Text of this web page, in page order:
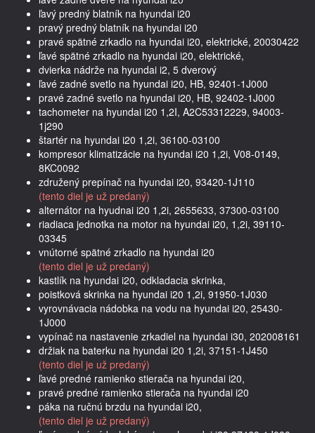
ľavý predný blatník na hyundai i20
pravý predný blatník na hyundai i20
pravé spätné zrkadlo na hyundai i20, elektrické, 20030422
ľavé spätné zrkadlo na hyundai i20, elektrické,
dvierka nádrže na hyundai i2, 5 dverový
ľavé zadné svetlo na hyundai i20, HB, 92401-1J000
pravé zadné svetlo na hyundai i20, HB, 92402-1J000
tachometer na hyundai i20 1,2I, A2C53312229, 94003-
1j290
štartér na hyundai i20 1,2i, 36100-03100
kompresor klimatizácie na hyundai i20 1,2i, V08-0149,
8KC0092
združený prepínač na hyundai i20, 93420-1J110
(tento diel je už predaný)
alternátor na hyudnai i20 1,2i, 2655633, 37300-03100
riadiaca jednotka na motor na hyundai i20, 1,2i, 39110-
03345
vnútorné spätné zrkadlo na hyundai i20
(tento diel je už predaný)
kastlík na hyundai i20, odkladacia skrinka,
poistková skrinka na hyundai i20 1,2i, 91950-1J030
vyrovnávacia nádobka na vodu na hyundai i20, 25430-
1J000
vypínač na nastavenie zrkadiel na hyundai i30, 202008161
držiak na baterku na hyundai i20 1,2i, 37151-1J450
(tento diel je už predaný)
ľavé predné ramienko stierača na hyundai i20,
pravé predné ramienko stierača na hyundai i20
páka na ručnú brzdu na hyundai i20,
(tento diel je už predaný)